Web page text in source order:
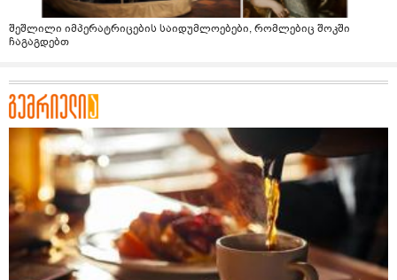
შეშლილი იმპერატრიცების საიდუმლოებები, რომლებიც შოკში
ჩაგაგდებთ